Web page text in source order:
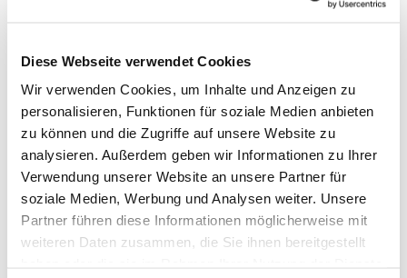
Diese Webseite verwendet Cookies
Wir verwenden Cookies, um Inhalte und Anzeigen zu
personalisieren, Funktionen für soziale Medien anbieten
zu können und die Zugriffe auf unsere Website zu
analysieren. Außerdem geben wir Informationen zu Ihrer
Verwendung unserer Website an unsere Partner für
soziale Medien, Werbung und Analysen weiter. Unsere
Partner führen diese Informationen möglicherweise mit
weiteren Daten zusammen, die Sie ihnen bereitgestellt
Petra Sport 4. März 2021 0
Lipödem und die Auswahl der
Sportschuhe mit
Kompression